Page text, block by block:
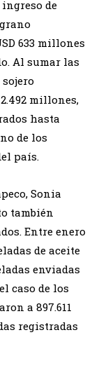
de
633 millones
Al sumar las
millones,
hasta
de los
país.
Sonia
también
Entre enero
de aceite
enviadas
caso de los
a 897.611
registradas